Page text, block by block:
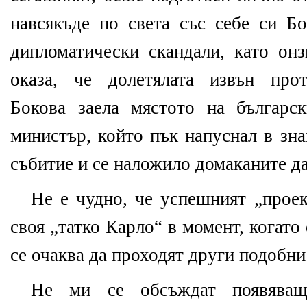
навсякъде по света със себе си
дипломатически скандали, като
оказа, че долетялата извън
Бокова заела мястото на
министър, който пък напуснал в
събитие и се наложило домаканите
Не е чудно, че успешният
своя „татко Карло“ в момент,
се очаква да проходят други
Не ми се обсъждат